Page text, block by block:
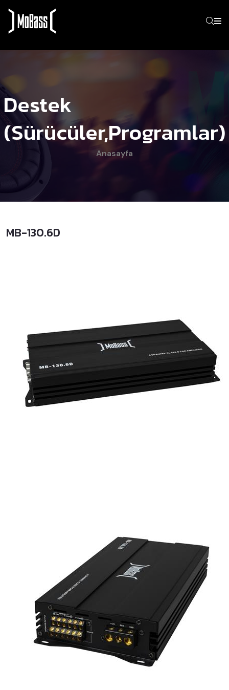
Destek
(Sürücüler,programlar)
Anasayfa
MB-130.6D